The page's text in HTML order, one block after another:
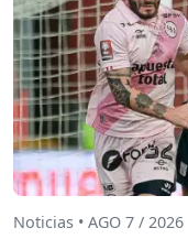
Noticias • AGO 7 / 2026